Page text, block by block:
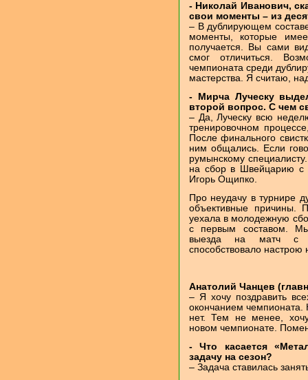
- Николай Иванович,
свои моменты – из
– В дублирующем
моменты, которые
получается. Вы сами
смог отличиться.
чемпионата среди
мастерства. Я считаю,
- Мирча Луческу
второй вопрос. С чем
– Да, Луческу всю
тренировочном
После финального
ним общались. Если
румынскому
на сбор в Швейцарию с
Игорь Ощипко.
Про неудачу в турнире
объективные причины.
уехала в молодежную
с первым составом. Мы
выезда на матч с
способствовало
Анатолий Чанцев
– Я хочу поздравить
окончанием чемпионата.
нет. Тем не менее,
новом чемпионате.
- Что касается
задачу на сезон?
– Задача ставилась